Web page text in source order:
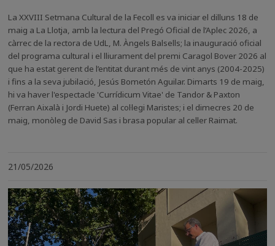
La XXVIII Setmana Cultural de la Fecoll es va iniciar el dilluns 18 de
maig a La Llotja, amb la lectura del Pregó Oficial de l’Aplec 2026, a
càrrec de la rectora de UdL, M. Àngels Balsells; la inauguració oficial
del programa cultural i el lliurament del premi Caragol Bover 2026 al
que ha estat gerent de l’entitat durant més de vint anys (2004-2025)
i fins a la seva jubilació, Jesús Bometón Aguilar. Dimarts 19 de maig,
hi va haver l'espectacle 'Currídicum Vitae' de Tandor & Paxton
(Ferran Aixalà i Jordi Huete) al col·legi Maristes; i el dimecres 20 de
maig, monòleg de David Sas i brasa popular al celler Raimat.
21/05/2026